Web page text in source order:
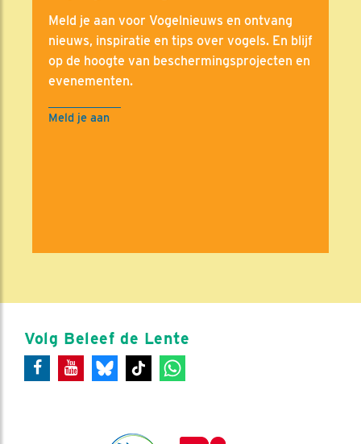
Meld je aan voor Vogelnieuws en ontvang
nieuws, inspiratie en tips over vogels. En blijf
op de hoogte van beschermingsprojecten en
evenementen.
Meld je aan
Volg Beleef de Lente